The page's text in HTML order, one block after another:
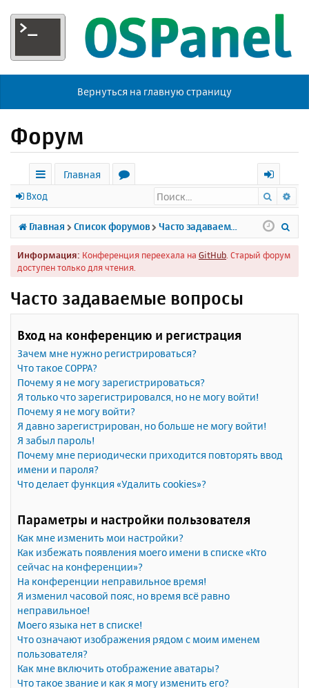
Вернуться на главную страницу
Форум
с
ы
л
к
Главная
р
у
м
х
о
д
Вход Поиск
Главная Список форумов Часто задаваемые вопросы
Информация: Конференция переехала на GitHub . Старый форум
доступен только для чтения.
Часто задаваемые вопросы
Вход на конференцию и регистрация
Зачем мне нужно регистрироваться?
Что такое COPPA?
Почему я не могу зарегистрироваться?
Я только что зарегистрировался, но не могу войти!
Почему я не могу войти?
Я давно зарегистрирован, но больше не могу войти!
Я забыл пароль!
Почему мне периодически приходится повторять ввод
имени и пароля?
Что делает функция «Удалить cookies»?
Параметры и настройки пользователя
Как мне изменить мои настройки?
Как избежать появления моего имени в списке «Кто
сейчас на конференции»?
На конференции неправильное время!
Я изменил часовой пояс, но время всё равно
неправильное!
Моего языка нет в списке!
Что означают изображения рядом с моим именем
пользователя?
Как мне включить отображение аватары?
Что такое звание и как я могу изменить его?